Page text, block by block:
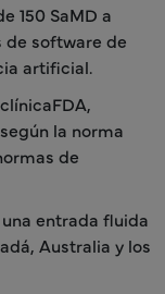
150 SaMD a
de software de
artificial.
la norma
de
entrada fluida
Australia y los